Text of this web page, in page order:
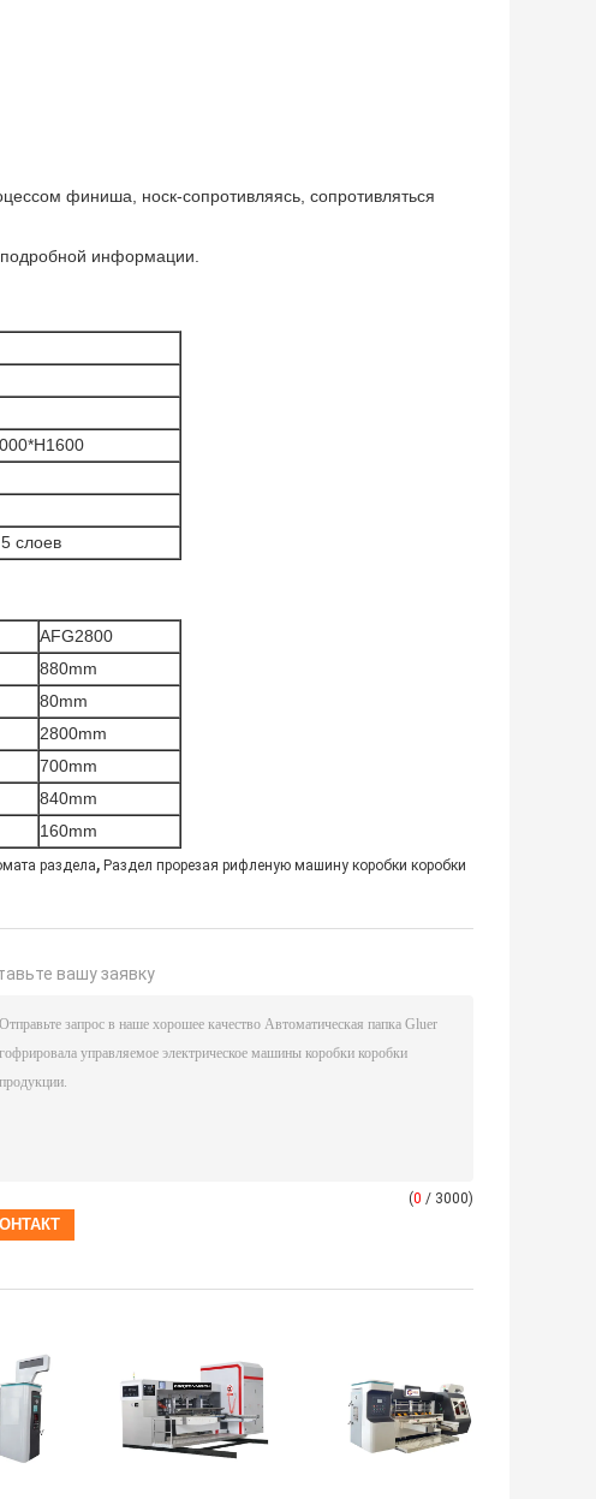
финиша, носк-сопротивляясь, сопротивляться
подробной информации.
слоев
AFG2800
880mm
80mm
2800mm
700mm
840mm
160mm
раздела, Раздел прорезая рифленую машину коробки коробки
вашу заявку
(0 / 3000)